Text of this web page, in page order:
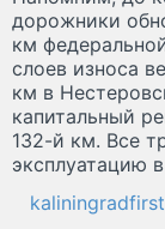
дорожники
км
слоев износа
км в
капитальный
132-й км. Все
эксплуатацию